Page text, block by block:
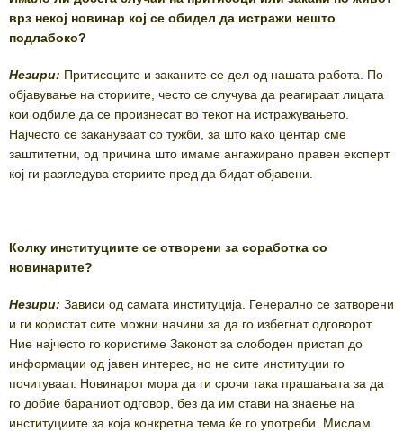
врз некој новинар кој се обидел да истражи нешто
подлабоко?
Незири: Притисоците и заканите се дел од нашата работа. По
објавување на сториите, често се случува да реагираат лицата
кои одбиле да се произнесат во текот на истражувањето.
Најчесто се закануваат со тужби, за што како центар сме
заштитетни, од причина што имаме ангажирано правен експерт
кој ги разгледува сториите пред да бидат објавени.
Колку институциите се отворени за соработка со
новинарите?
Незири: Зависи од самата институција. Генерално се затворени
и ги користат сите можни начини за да го избегнат одговорот.
Ние најчесто го користиме Законот за слободен пристап до
информации од јавен интерес, но не сите институции го
почитуваат. Новинарот мора да ги срочи така прашањата за да
го добие бараниот одговор, без да им стави на знаење на
институциите за која конкретна тема ќе го употреби. Мислам